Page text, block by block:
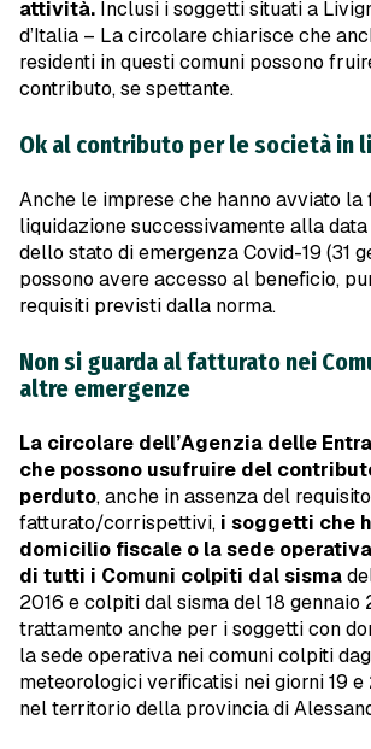
attività. Inclusi i soggetti situati a
d’Italia – La circolare chiarisce che
residenti in questi comuni possono
contributo, se spettante.
Ok al contributo per le società in
Anche le imprese che hanno avviato la
liquidazione successivamente alla
dello stato di emergenza Covid-19 (31
possono avere accesso al beneficio,
requisiti previsti dalla norma.
Non si guarda al fatturato nei
altre emergenze
La circolare dell’Agenzia delle
che possono usufruire del
perduto, anche in assenza del
fatturato/corrispettivi, i soggetti che
domicilio fiscale o la sede
di tutti i Comuni colpiti dal sisma
2016 e colpiti dal sisma del 18 gennaio
trattamento anche per i soggetti con
la sede operativa nei comuni colpiti
meteorologici verificatisi nei giorni 19
nel territorio della provincia di